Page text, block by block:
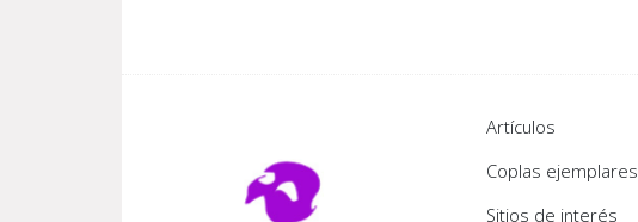
Footer 2
Artículos
Coplas ejemplares
Sitios de interés